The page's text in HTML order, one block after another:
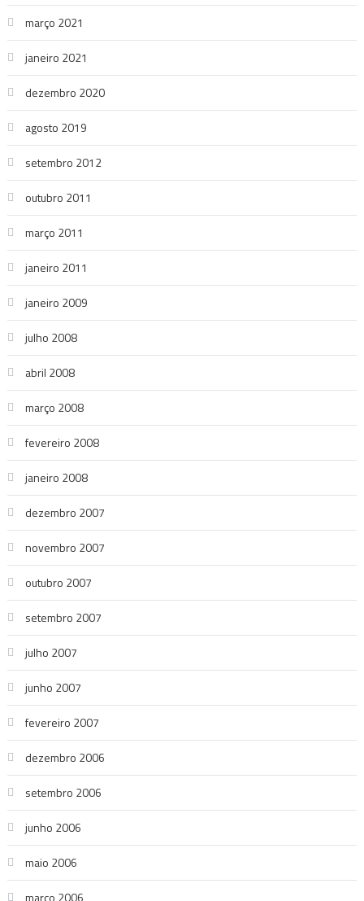
março 2021
janeiro 2021
dezembro 2020
agosto 2019
setembro 2012
outubro 2011
março 2011
janeiro 2011
janeiro 2009
julho 2008
abril 2008
março 2008
fevereiro 2008
janeiro 2008
dezembro 2007
novembro 2007
outubro 2007
setembro 2007
julho 2007
junho 2007
fevereiro 2007
dezembro 2006
setembro 2006
junho 2006
maio 2006
março 2006